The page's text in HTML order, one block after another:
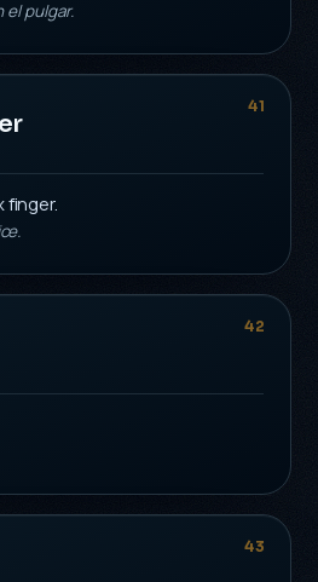
el pulgar.
41
finger.
42
43